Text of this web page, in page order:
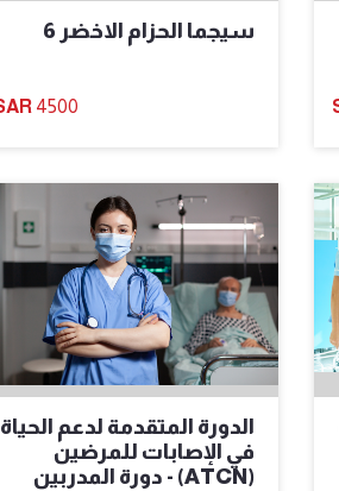
سيجما الحزام الاخضر 6
4500
الدورة المتقدمة لدعم الحياة
في الإصابات للمرضين
(ATCN) - دورة المدربين